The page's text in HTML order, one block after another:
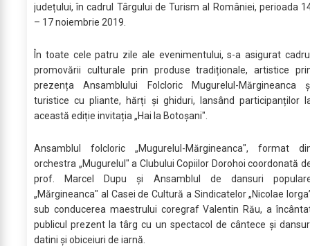
județului, în cadrul Târgului de Turism al României, perioada
– 17 noiembrie 2019.
În toate cele patru zile ale evenimentului, s-a asigurat
promovării culturale prin produse tradiționale, artistice
prezența Ansamblului Folcloric Mugurelul-Mărgineanca
turistice cu pliante, hărți și ghiduri, lansând participanților
această ediție invitația „Hai la Botoșani".
Ansamblul folcloric „Mugurelul-Mărgineanca", format
orchestra „Mugurelul" a Clubului Copiilor Dorohoi coordonată
prof. Marcel Dupu și Ansamblul de dansuri
„Mărgineanca" al Casei de Cultură a Sindicatelor „Nicolae
sub conducerea maestrului coregraf Valentin Rău, a
publicul prezent la târg cu un spectacol de cântece și
datini și obiceiuri de iarnă.